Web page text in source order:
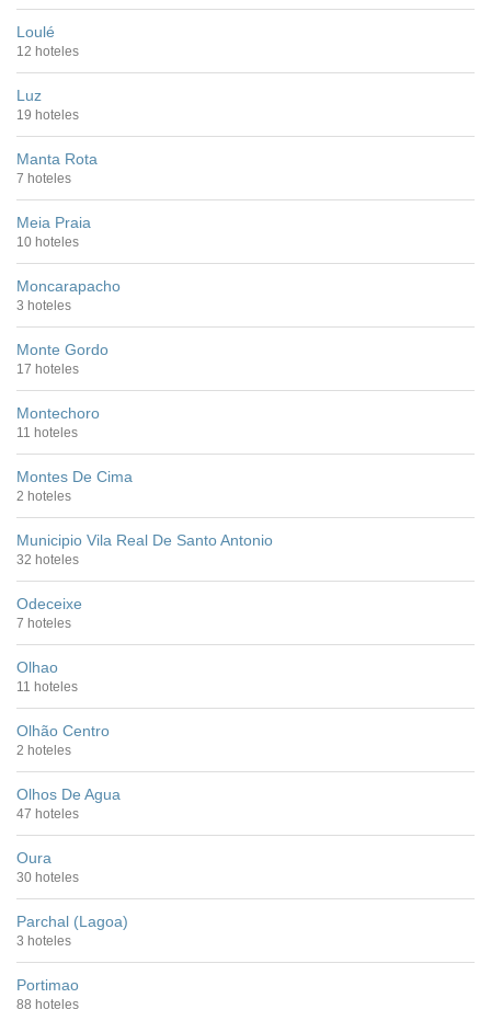
Loulé
12 hoteles
Luz
19 hoteles
Manta Rota
7 hoteles
Meia Praia
10 hoteles
Moncarapacho
3 hoteles
Monte Gordo
17 hoteles
Montechoro
11 hoteles
Montes De Cima
2 hoteles
Municipio Vila Real De Santo Antonio
32 hoteles
Odeceixe
7 hoteles
Olhao
11 hoteles
Olhão Centro
2 hoteles
Olhos De Agua
47 hoteles
Oura
30 hoteles
Parchal (Lagoa)
3 hoteles
Portimao
88 hoteles